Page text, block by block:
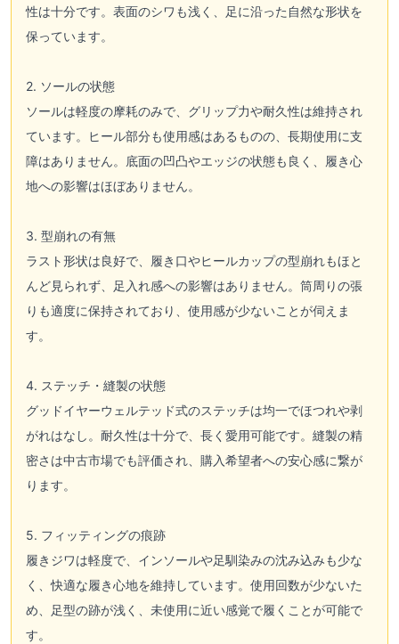
性は十分です。表面のシワも浅く、足に沿った自然な形状を
保っています。
2. ソールの状態
ソールは軽度の摩耗のみで、グリップ力や耐久性は維持され
ています。ヒール部分も使用感はあるものの、長期使用に支
障はありません。底面の凹凸やエッジの状態も良く、履き心
地への影響はほぼありません。
3. 型崩れの有無
ラスト形状は良好で、履き口やヒールカップの型崩れもほと
んど見られず、足入れ感への影響はありません。筒周りの張
りも適度に保持されており、使用感が少ないことが伺えま
す。
4. ステッチ・縫製の状態
グッドイヤーウェルテッド式のステッチは均一でほつれや剥
がれはなし。耐久性は十分で、長く愛用可能です。縫製の精
密さは中古市場でも評価され、購入希望者への安心感に繋が
ります。
5. フィッティングの痕跡
履きジワは軽度で、インソールや足馴染みの沈み込みも少な
く、快適な履き心地を維持しています。使用回数が少ないた
め、足型の跡が浅く、未使用に近い感覚で履くことが可能で
す。